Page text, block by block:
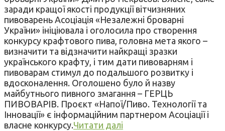
заради кращої якості продукції вітчизняних
пивоварень Асоціація «Незалежні броварні
України» ініціювала і оголосила про створення
конкурсу крафтового пива, головна мета якого –
визначити та відзначити найкращі зразки
українського крафту, і тим дати пивоварням і
пивоварам стимул до подальшого розвитку і
вдосконалення. Оголошено було й назву
майбутнього пивного змагання – ГЕРЦЬ
ПИВОВАРІВ. Проєкт «Напої/Пиво. Технології та
Інновації» є інформаційним партнером Асоціації і
власне конкурсу.Читати далі